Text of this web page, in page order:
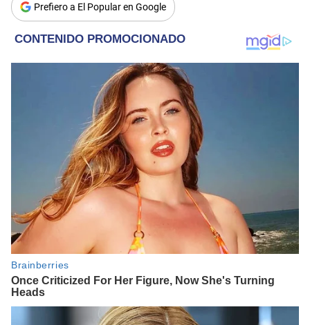
Prefiero a El Popular en Google